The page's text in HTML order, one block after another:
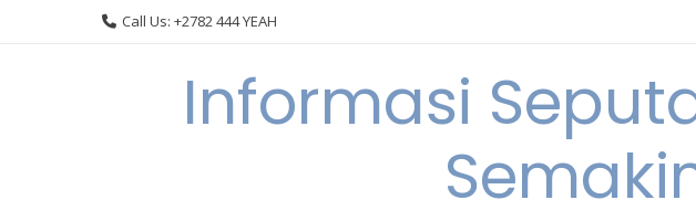
Call Us: +2782 444 YEAH
Informasi